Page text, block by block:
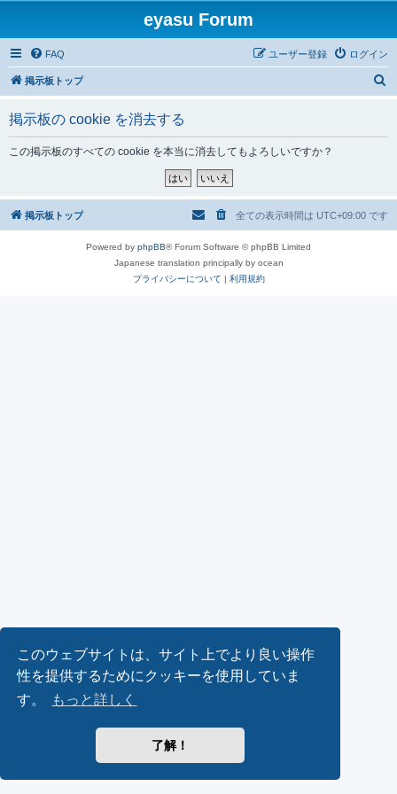
このウェブサイトは、サイト上でより良い操作
性を提供するためにクッキーを使用していま
す。
もっと詳しく
了解！
eyasu Forum
FAQ ログイン
ユーザー登録
掲示板トップ
掲示板の cookie を消去する
この掲示板のすべての cookie を本当に消去してもよろしいですか？
掲示板トップ 全ての表示時間は UTC+09:00 です
Powered by phpBB® Forum Software © phpBB Limited
Japanese translation principally by ocean
プライバシーについて | 利用規約